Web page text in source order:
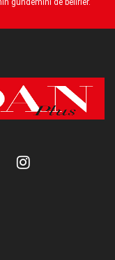
gündemini de belirler.